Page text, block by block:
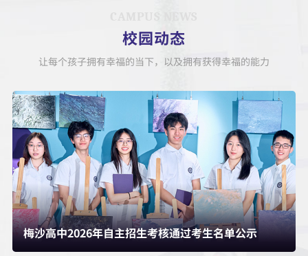
校园动态
让每个孩子拥有幸福的当下，以及拥有获得幸福的能力
梅沙高中2026年自主招生考核通过考生名单公示